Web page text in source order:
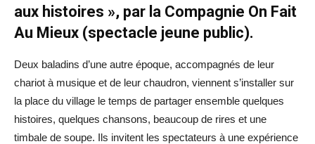
aux histoires », par la Compagnie On Fait
Au Mieux (spectacle jeune public).
Deux baladins d’une autre époque, accompagnés de leur
chariot à musique et de leur chaudron, viennent s’installer sur
la place du village le temps de partager ensemble quelques
histoires, quelques chansons, beaucoup de rires et une
timbale de soupe. Ils invitent les spectateurs à une expérience